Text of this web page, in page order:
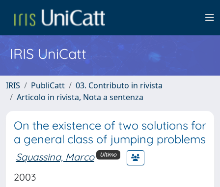
IRIS UniCatt
IRIS PubliCatt
03. Contributo in rivista
Articolo in rivista, Nota a sentenza
On the existence of two solutions for
a general class of jumping problems
Squassina, Marco Ultimo
2003